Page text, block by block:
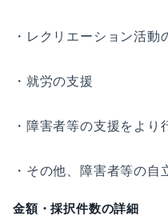
・レクリエーション活動
・就労の支援
・障害者等の支援をより
・その他、障害者等の自
金額・採択件数の詳細